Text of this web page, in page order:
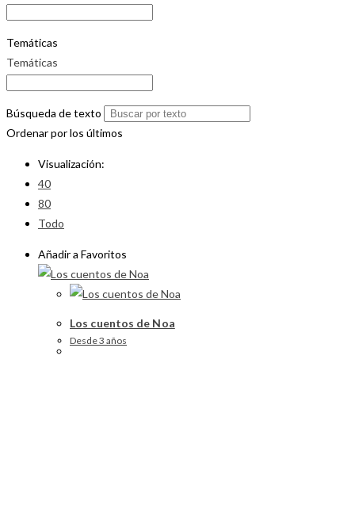
Temáticas
Temáticas
Búsqueda de texto
Ordenar por los últimos
Visualización:
40
80
Todo
Añadir a Favoritos
Los cuentos de Noa
Desde 3 años